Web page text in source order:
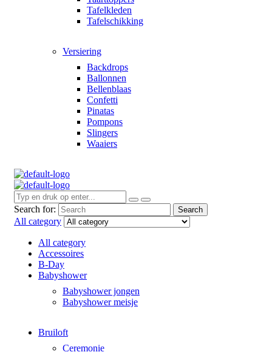
Tafelkleden
Tafelschikking
Versiering
Backdrops
Ballonnen
Bellenblaas
Confetti
Pinatas
Pompons
Slingers
Waaiers
Search for: Search
All category
All category
Accessoires
B-Day
Babyshower
Babyshower jongen
Babyshower meisje
Bruiloft
Ceremonie